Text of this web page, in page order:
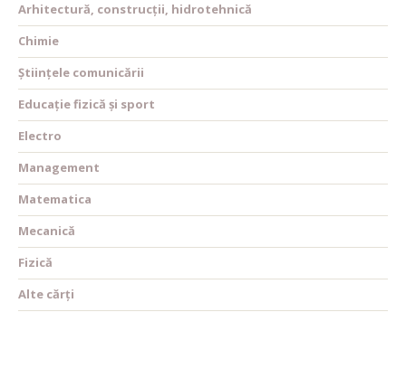
Arhitectură, construcții, hidrotehnică
Chimie
Științele comunicării
Educație fizică și sport
Electro
Management
Matematica
Mecanică
Fizică
Alte cărți